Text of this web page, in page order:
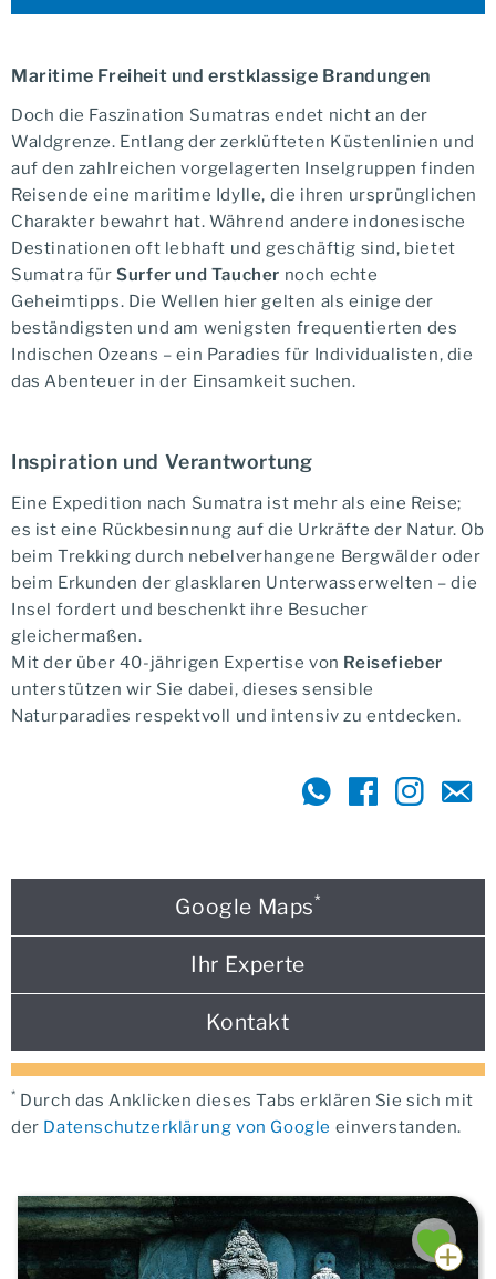
Maritime Freiheit und erstklassige Brandungen
Doch die Faszination Sumatras endet nicht an der
Waldgrenze. Entlang der zerklüfteten Küstenlinien und
auf den zahlreichen vorgelagerten Inselgruppen finden
Reisende eine maritime Idylle, die ihren ursprünglichen
Charakter bewahrt hat. Während andere indonesische
Destinationen oft lebhaft und geschäftig sind, bietet
Sumatra fürSurfer und Taucher noch echte
Geheimtipps. Die Wellen hier gelten als einige der
beständigsten und am wenigsten frequentierten des
Indischen Ozeans – ein Paradies für Individualisten, die
das Abenteuer in der Einsamkeit suchen.
Inspiration und Verantwortung
Eine Expedition nach Sumatra ist mehr als eine Reise;
es ist eine Rückbesinnung auf die Urkräfte der Natur. Ob
beim Trekking durch nebelverhangene Bergwälder oder
beim Erkunden der glasklaren Unterwasserwelten – die
Insel fordert und beschenkt ihre Besucher
gleichermaßen.
Mit der über 40-jährigen Expertise von Reisefieber
unterstützen wir Sie dabei, dieses sensible
Naturparadies respektvoll und intensiv zu entdecken.
Google Maps*
Ihr Experte
Kontakt
* Durch das Anklicken dieses Tabs erklären Sie sich mit
der Datenschutzerklärung von Google einverstanden.